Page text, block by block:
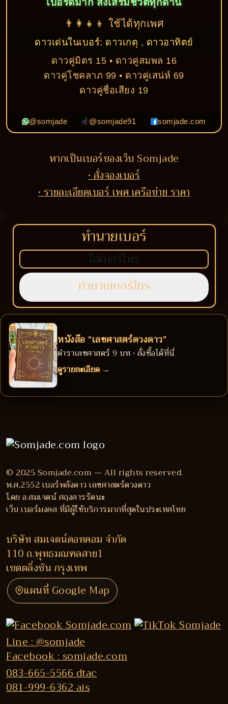
เบอร์ดีมาก ส่งเสริมชีวิตทุกด้าน
👨‍👩‍👧‍👦 ใช้ได้ทุกเพศ
ดาวเด่นในเบอร์: ดาวเกตุ , ดาวอาทิตย์
ดาวคู่มิตร 15 • ดาวคู่สมพล 16
ดาวคู่โชคลาภ 99 • ดาวคู่เสน่ห์ 69
ดาวคู่ชื่อเสียง 19
@somjade @somjade91 somjade.com
หากเป็นเบอร์ของเว็บ Somjade
• สั่งจองเบอร์
• รายละเอียดเบอร์ เพศ เครือข่าย ราคา
ทำนายเบอร์
หนังสือ “เลขศาสตร์ดวงดาว”
ตำราเลขศาสตร์ 9 บท • สั่งซื้อได้ที่นี่
ดูรายละเอียด →
© 2025 Somjade.com — All rights reserved.
พ.ศ.2552 เบอร์พลังดาว เลขศาสตร์ดวงดาว
โดย อ.สมเจตน์ ศฤงคารรัตนะ
เว็บ เบอร์มงคล ที่มีผู้ใช้บริการมากที่สุดในประเทศไทย
บริษัท สมเจตน์ดอทคอม จำกัด
110 ถ.พุทธมณฑลสาย1
เขตตลิ่งชัน กรุงเทพ
แผนที่ Google Map
Line : @somjade
Facebook : somjade.com
083-665-5566 dtac
081-999-6362 ais